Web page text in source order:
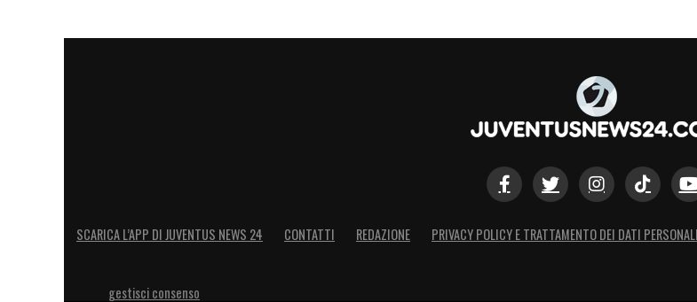
SCARICA L’APP DI JUVENTUS NEWS 24 CONTATTI REDAZIONE PRIVACY POLICY E TRATTAMENTO DEI DATI PERSONALI
gestisci consenso